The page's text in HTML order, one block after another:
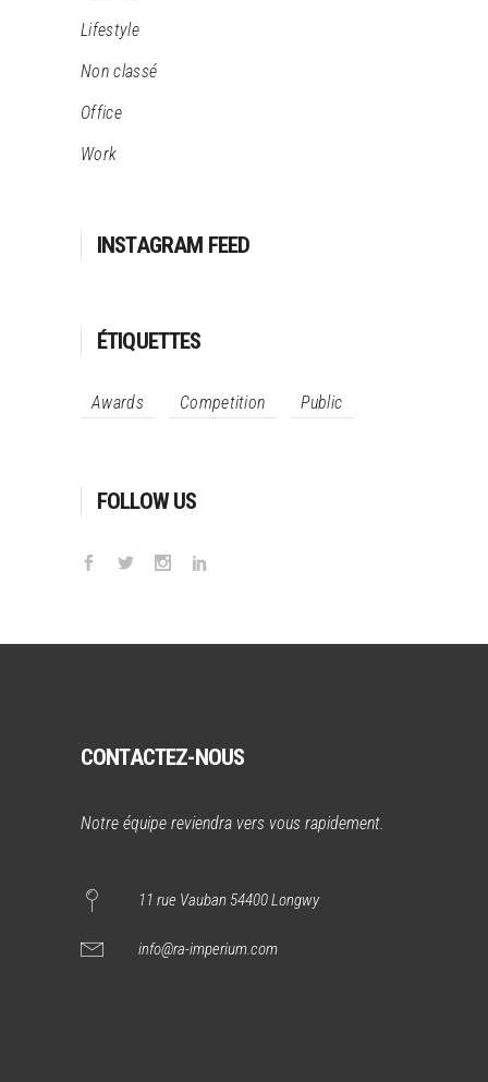
Lifestyle
Non classé
Office
Work
INSTAGRAM FEED
ÉTIQUETTES
Awards Competition Public
FOLLOW US
CONTACTEZ-NOUS
Notre équipe reviendra vers vous rapidement.
11 rue Vauban 54400 Longwy
info@ra-imperium.com